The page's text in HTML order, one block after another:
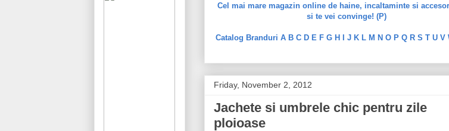
Cel mai mare magazin online de haine, incaltaminte si
si te vei convinge! (P)
Catalog Branduri A B C D E F G H I J K L M N O P Q R S T U V
Friday, November 2, 2012
Jachete si umbrele chic pentru zile
ploioase